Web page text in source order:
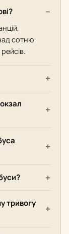
сотню
тривогу